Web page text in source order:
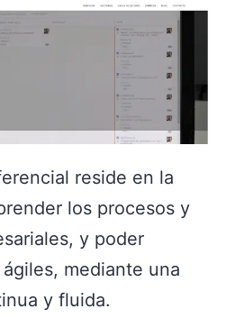
reside en la
los procesos y
y poder
mediante una
y fluida.